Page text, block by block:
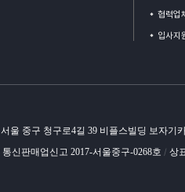
협력업
입사지
서울 중구 청구로4길 39 비플스빌딩 보자기
통신판매업신고 2017-서울중구-0268호 / 상